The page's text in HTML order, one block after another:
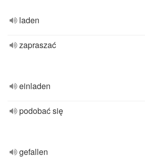
laden
zapraszać
einladen
podobać się
gefallen